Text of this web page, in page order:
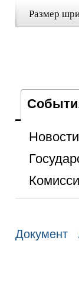
Размер
Новости
Документ